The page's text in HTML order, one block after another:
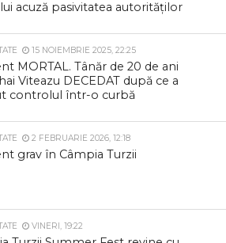
acuză pasivitatea autorităților
15 NOIEMBRIE 2025, 22:25
MORTAL. Tânăr de 20 de ani
Viteazu DECEDAT după ce a
controlul într-o curbă
2 FEBRUARIE 2026, 12:18
grav în Câmpia Turzii
VINERI, 19:22